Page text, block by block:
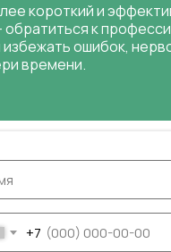
+7
короткий и
обратиться к
ошибок,
времени.